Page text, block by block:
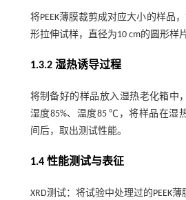
将PEEK薄膜裁剪成对应大小的样品
形拉伸试样，直径为10 cm的圆形样片
1.3.2 湿热诱导过程
将制备好的样品放入湿热老化箱中
湿度85%、温度85 ℃，将样品在湿
间后，取出测试性能。
1.4 性能测试与表征
XRD测试：将试验中处理过的PEEK